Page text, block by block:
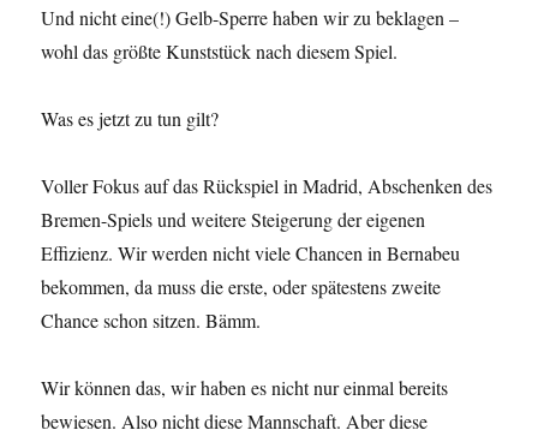
Und nicht eine(!) Gelb-Sperre haben wir zu beklagen –
wohl das größte Kunststück nach diesem Spiel.
Was es jetzt zu tun gilt?
Voller Fokus auf das Rückspiel in Madrid, Abschenken des
Bremen-Spiels und weitere Steigerung der eigenen
Effizienz. Wir werden nicht viele Chancen in Bernabeu
bekommen, da muss die erste, oder spätestens zweite
Chance schon sitzen. Bämm.
Wir können das, wir haben es nicht nur einmal bereits
bewiesen. Also nicht diese Mannschaft. Aber diese